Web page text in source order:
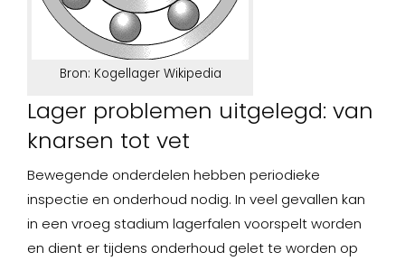
Bron: Kogellager Wikipedia
Lager problemen uitgelegd: van
knarsen tot vet
Bewegende onderdelen hebben periodieke
inspectie en onderhoud nodig. In veel gevallen kan
in een vroeg stadium lagerfalen voorspelt worden
en dient er tijdens onderhoud gelet te worden op